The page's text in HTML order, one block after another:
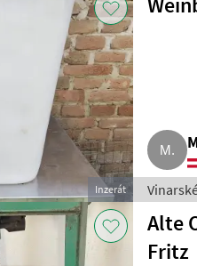
Inzerát
Alte
Fritz